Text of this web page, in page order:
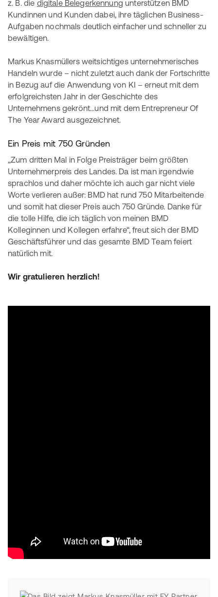
z. B. die digitale Belegerkennung unterstützen BMD
Kundinnen und Kunden dabei, ihre täglichen Business-
Aufgaben nochmals deutlich einfacher und schneller zu
bewältigen.
Markus Knasmüllers weitsichtiges unternehmerisches
Handeln wurde – nicht zuletzt auch dank der Fortschritte
in Bezug auf die Anwendung von KI – erneut mit dem
erfolgreichsten Jahr in der Geschichte des
Unternehmens gekrönt...und mit dem Entrepreneur Of
The Year Award ausgezeichnet.
Ein Preis mit 750 Gründen
„Zum dritten Mal in Folge Preisträger beim größten
Unternehmerpreis des Landes. Da ist man irgendwie
sprachlos und daher möchte ich auch gar nicht viele
Worte verlieren außer: BMD hat rund 750 Mitarbeitende
und somit hat dieser Preis auch 750 Gründe. Danke für
die tolle Hilfe, die ich täglich von meinen BMD
Kolleginnen und Kollegen erfahre“, freut sich der BMD
Geschäftsführer und das gesamte BMD Team feiert
natürlich mit.
Wir gratulieren herzlich!